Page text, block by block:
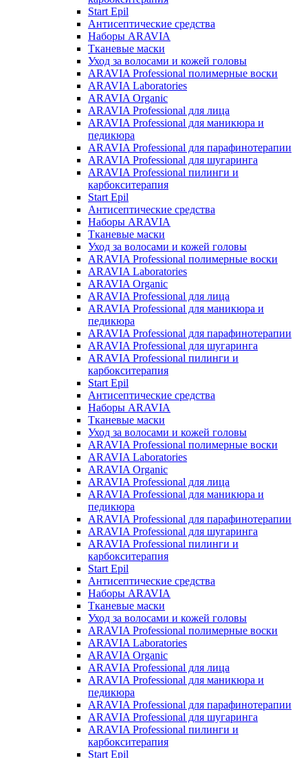
Start Epil
Антисептические средства
Наборы ARAVIA
Тканевые маски
Уход за волосами и кожей головы
ARAVIA Professional полимерные воски
ARAVIA Laboratories
ARAVIA Organic
ARAVIA Professional для лица
ARAVIA Professional для маникюра и
педикюра
ARAVIA Professional для парафинотерапии
ARAVIA Professional для шугаринга
ARAVIA Professional пилинги и
карбокситерапия
Start Epil
Антисептические средства
Наборы ARAVIA
Тканевые маски
Уход за волосами и кожей головы
ARAVIA Professional полимерные воски
ARAVIA Laboratories
ARAVIA Organic
ARAVIA Professional для лица
ARAVIA Professional для маникюра и
педикюра
ARAVIA Professional для парафинотерапии
ARAVIA Professional для шугаринга
ARAVIA Professional пилинги и
карбокситерапия
Start Epil
Антисептические средства
Наборы ARAVIA
Тканевые маски
Уход за волосами и кожей головы
ARAVIA Professional полимерные воски
ARAVIA Laboratories
ARAVIA Organic
ARAVIA Professional для лица
ARAVIA Professional для маникюра и
педикюра
ARAVIA Professional для парафинотерапии
ARAVIA Professional для шугаринга
ARAVIA Professional пилинги и
карбокситерапия
Start Epil
Антисептические средства
Наборы ARAVIA
Тканевые маски
Уход за волосами и кожей головы
ARAVIA Professional полимерные воски
ARAVIA Laboratories
ARAVIA Organic
ARAVIA Professional для лица
ARAVIA Professional для маникюра и
педикюра
ARAVIA Professional для парафинотерапии
ARAVIA Professional для шугаринга
ARAVIA Professional пилинги и
карбокситерапия
Start Epil